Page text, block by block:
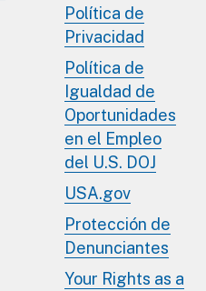
Política de
Privacidad
Política de
Igualdad de
Oportunidades
en el Empleo
del U.S. DOJ
USA.gov
Protección de
Denunciantes
Your Rights as a